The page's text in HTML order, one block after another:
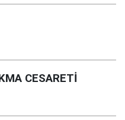
CESARETİ